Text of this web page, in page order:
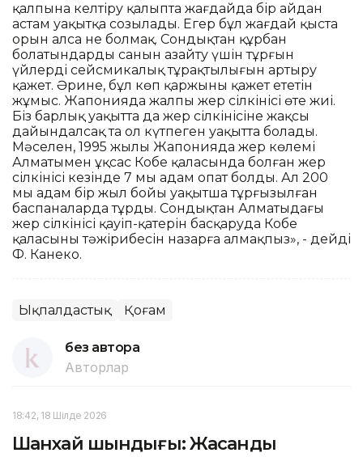
қалпына келтіру қалыпта жағдайда бір айдан
астам уақытқа созылады. Егер бұл жағдай қыста
орын алса не болмақ. Сондықтан құрбан
болатындардың санын азайту үшін тұрғын
үйлердің сейсмикалық тұрақтылығын артыру
қажет. Әрине, бұл көп қаржыны қажет ететін
жұмыс. Жапонияда жалпы жер сілкінісі өте жиі.
Біз барлық уақытта да жер сілкінісіне жақсы
дайындалсақ та ол күтпеген уақытта болады.
Мәселен, 1995 жылы Жапонияда жер көлемі
Алматымен ұқсас Кобе қаласында болған жер
сілкінісі кезінде 7 мың адам опат болды. Ал 200
мың адам бір жыл бойы уақытша тұрғызылған
баспаналарда тұрды. Сондықтан Алматыдағы
жер сілкінісі қауіп-қатерін басқаруда Кобе
қаласының тәжірибесін назарға алмақпыз», - дейді
Ф. Канеко.
Ықпалдастық Қоғам
без автора
Авторлар
18:42, 18 Шілде 2026
Шанхай шындығы: Жасанды